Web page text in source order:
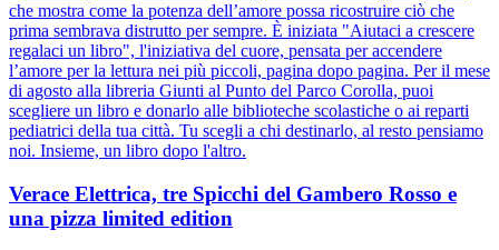
che mostra come la potenza dell’amore possa ricostruire ciò che
prima sembrava distrutto per sempre. È iniziata "Aiutaci a crescere
regalaci un libro", l'iniziativa del cuore, pensata per accendere
l’amore per la lettura nei più piccoli, pagina dopo pagina. Per il mese
di agosto alla libreria Giunti al Punto del Parco Corolla, puoi
scegliere un libro e donarlo alle biblioteche scolastiche o ai reparti
pediatrici della tua città. Tu scegli a chi destinarlo, al resto pensiamo
noi. Insieme, un libro dopo l'altro.
Verace Elettrica, tre Spicchi del Gambero Rosso e
una pizza limited edition